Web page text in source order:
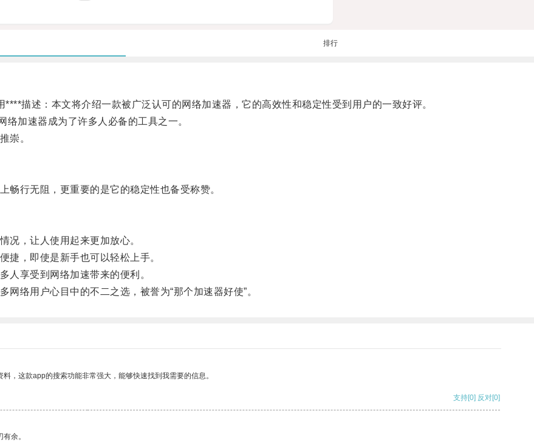
排行
描述：本文将介绍一款被广泛认可的网络加速器，它的高效性和稳定性受到用户的一致好评。
加速器成为了许多人必备的工具之一。
崇。
行无阻，更重要的是它的稳定性也备受称赞。
，让人使用起来更加放心。
，即使是新手也可以轻松上手。
享受到网络加速带来的便利。
络用户心目中的不二之选，被誉为“那个加速器好使”。
，这款app的搜索功能非常强大，能够快速找到我需要的信息。
支持[0] 反对[0]
余。